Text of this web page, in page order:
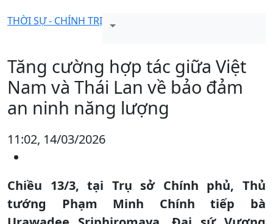
THỜI SỰ - CHÍNH TRỊ
Tăng cường hợp tác giữa Việt
Nam và Thái Lan về bảo đảm
an ninh năng lượng
11:02, 14/03/2026
Chiều 13/3, tại Trụ sở Chính phủ, Thủ
tướng Phạm Minh Chính tiếp bà